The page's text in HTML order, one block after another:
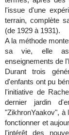
l'issue d'une
terrain, complète
(de 1929 à 1931).
A la méthode
sa vie, elle
enseignements de
Durant trois
d'enfants ont pu
l'initiative de
dernier jardin
"ZikhronYaakov", à
fonctionner et
l'intérêt des